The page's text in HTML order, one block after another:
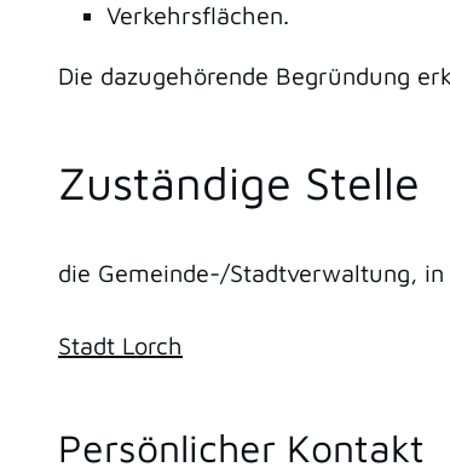
Verkehrsflächen.
Die dazugehörende Begründung
Zuständige Stelle
die Gemeinde-/Stadtverwaltung,
Stadt Lorch
Persönlicher Kontakt